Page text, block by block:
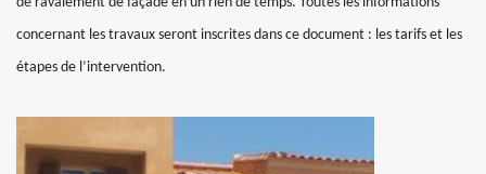
concernant les travaux seront inscrites dans ce document : les tarifs et les
étapes de l’intervention.